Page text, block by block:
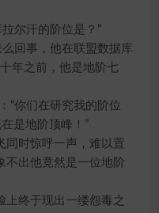
尔汗的阶位是？”
回事，他在联盟数据库
年之前，他是地阶七
你们在研究我的阶位
是地阶顶峰！”
时惊呼一声，难以置
不出他竟然是一位地阶
终于现出一缕怨毒之